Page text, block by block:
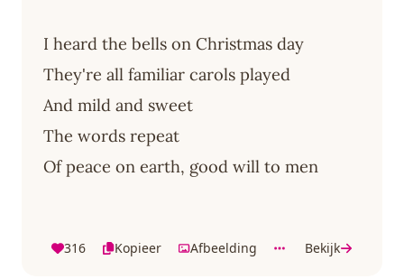
I heard the bells on Christmas day
They're all familiar carols played
And mild and sweet
The words repeat
Of peace on earth, good will to men
316 Kopieer Afbeelding Bekijk